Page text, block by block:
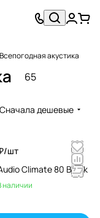
Всепогодная акустика
65
Сначала дешевые
шт
Climate 80 Black
наличии